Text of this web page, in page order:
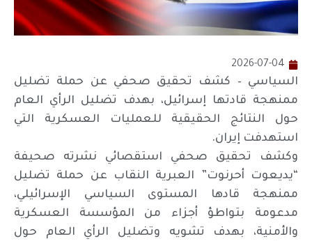
2026-07-04
السياسي – كشف تحقيق صحفي عن حملة تضليل
ممنهجة قادتها إسرائيل، بهدف تضليل الرأي العام
حول النتائج الحقيقية للعمليات العسكرية التي
استهدفت إيران.
وكشف تحقيق صحفي استقصائي نشرته صحيفة
“يديعوت أحرنوت” العبرية النقاب عن حملة تضليل
ممنهجة قادها المستوى السياسي الإسرائيلي،
مدعومة بتواطؤ أجزاء من المؤسسة العسكرية
والأمنية، بهدف تشويه وتضليل الرأي العام حول